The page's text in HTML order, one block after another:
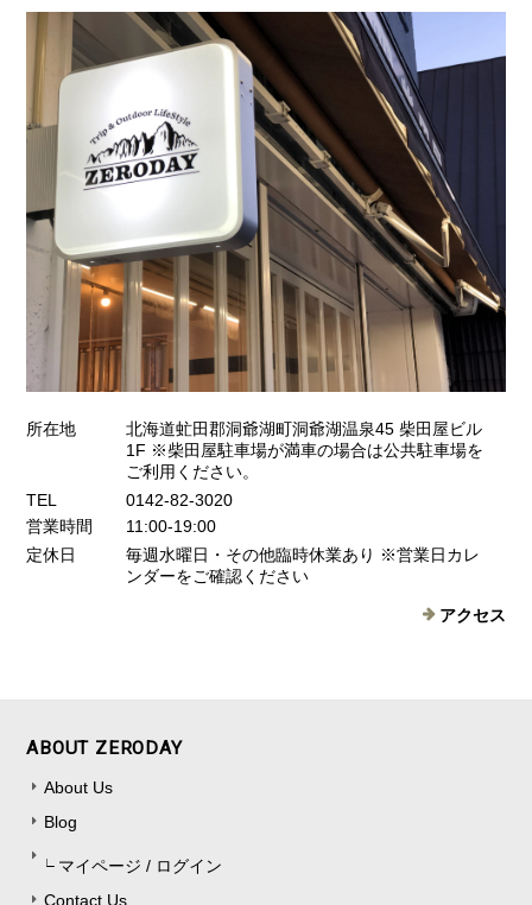
所在地
北海道虻田郡洞爺湖町洞爺湖温泉45 柴田屋ビル
1F ※柴田屋駐車場が満車の場合は公共駐車場を
ご利用ください。
TEL
0142-82-3020
営業時間
11:00-19:00
定休日
毎週水曜日・その他臨時休業あり ※営業日カレ
ンダーをご確認ください
アクセス
ABOUT ZERODAY
About Us
Blog
マイページ / ログイン
Contact Us